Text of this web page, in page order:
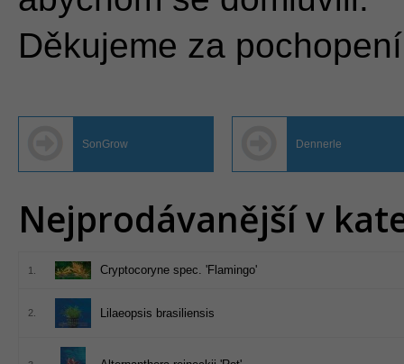
Děkujeme za
SonGrow Dennerle
Nejprodávanější v
1. Cryptocoryne spec. 'Flamingo'
2. Lilaeopsis brasiliensis